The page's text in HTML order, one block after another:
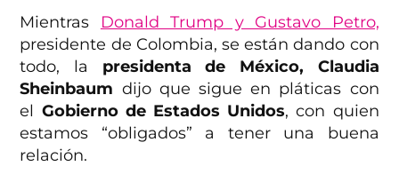
Mientras Donald Trump y Gustavo Petro,
presidente de Colombia, se están dando con
todo, la presidenta de México, Claudia
Sheinbaum dijo que sigue en pláticas con
el Gobierno de Estados Unidos, con quien
estamos “obligados” a tener una buena
relación.